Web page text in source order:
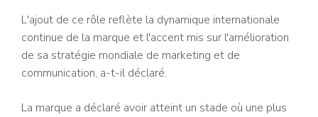
L'ajout de ce rôle reflète la dynamique internationale
continue de la marque et l'accent mis sur l'amélioration
de sa stratégie mondiale de marketing et de
communication, a-t-il déclaré.
La marque a déclaré avoir atteint un stade où une plus